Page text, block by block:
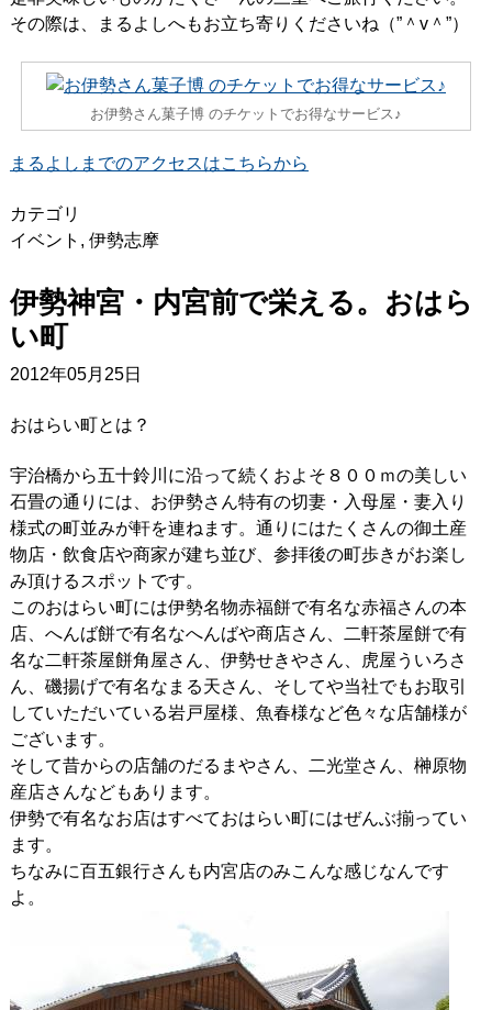
その際は、まるよしへもお立ち寄りくださいね（”＾v＾”）
お伊勢さん菓子博 のチケットでお得なサービス♪
まるよしまでのアクセスはこちらから
カテゴリ
イベント , 伊勢志摩
伊勢神宮・内宮前で栄える。おはら
い町
2012年05月25日
おはらい町とは？
宇治橋から五十鈴川に沿って続くおよそ８００ｍの美しい
石畳の通りには、お伊勢さん特有の切妻・入母屋・妻入り
様式の町並みが軒を連ねます。通りにはたくさんの御土産
物店・飲食店や商家が建ち並び、参拝後の町歩きがお楽し
み頂けるスポットです。
このおはらい町には伊勢名物赤福餅で有名な赤福さんの本
店、へんば餅で有名なへんばや商店さん、二軒茶屋餅で有
名な二軒茶屋餅角屋さん、伊勢せきやさん、虎屋ういろさ
ん、磯揚げで有名なまる天さん、そしてや当社でもお取引
していただいている岩戸屋様、魚春様など色々な店舗様が
ございます。
そして昔からの店舗のだるまやさん、二光堂さん、榊原物
産店さんなどもあります。
伊勢で有名なお店はすべておはらい町にはぜんぶ揃ってい
ます。
ちなみに百五銀行さんも内宮店のみこんな感じなんです
よ。